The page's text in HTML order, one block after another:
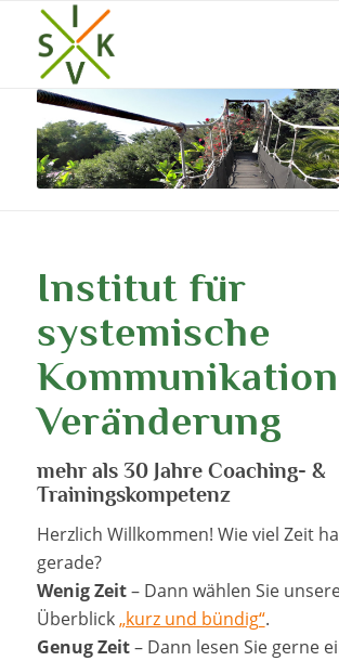
Institut für
systemische
Veränderung
mehr als 30 Jahre Coaching- &
Trainingskompetenz
Herzlich Willkommen! Wie viel Zeit
gerade?
Wenig Zeit– Dann wählen Sie
Überblick„kurz und bündig“.
Genug Zeit– Dann lesen Sie gerne